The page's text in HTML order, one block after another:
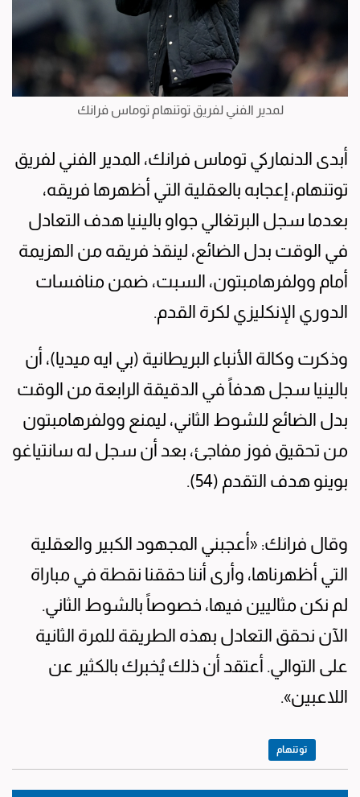
لمدير الفني لفريق توتنهام توماس فرانك
أبدى الدنماركي توماس فرانك، المدير الفني لفريق
توتنهام، إعجابه بالعقلية التي أظهرها فريقه،
بعدما سجل البرتغالي جواو بالينيا هدف التعادل
في الوقت بدل الضائع، لينقذ فريقه من الهزيمة
أمام وولفرهامبتون، السبت، ضمن منافسات
الدوري الإنكليزي لكرة القدم.
وذكرت وكالة الأنباء البريطانية (بي ايه ميديا)، أن
بالينيا سجل هدفاً في الدقيقة الرابعة من الوقت
بدل الضائع للشوط الثاني، ليمنع وولفرهامبتون
من تحقيق فوز مفاجئ، بعد أن سجل له سانتياغو
بوينو هدف التقدم (54).
وقال فرانك: «أعجبني المجهود الكبير والعقلية
التي أظهرناها، وأرى أننا حققنا نقطة في مباراة
لم نكن مثاليين فيها، خصوصاً بالشوط الثاني.
الآن نحقق التعادل بهذه الطريقة للمرة الثانية
على التوالي. أعتقد أن ذلك يُخبرك بالكثير عن
اللاعبين».
توتنهام